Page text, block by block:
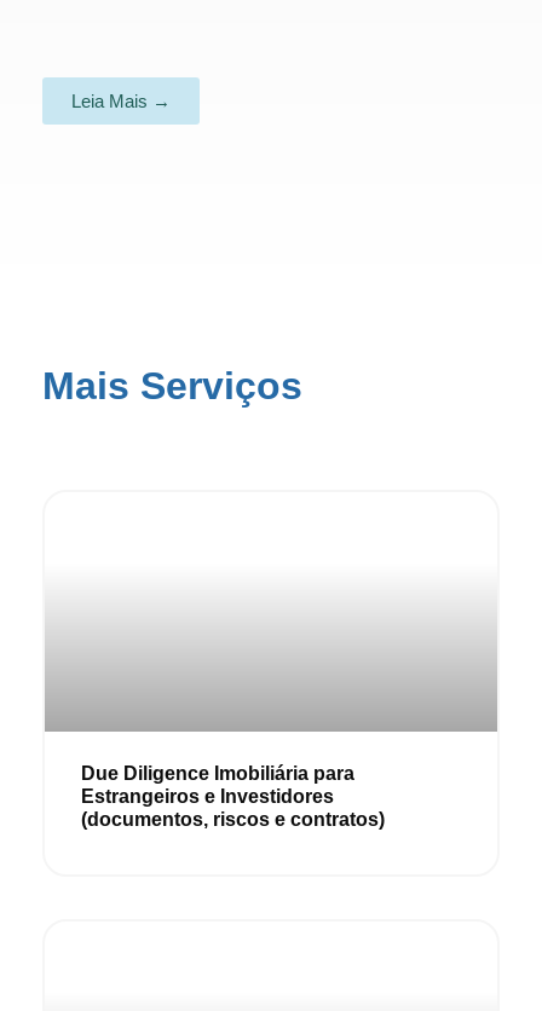
Leia Mais →
Mais Serviços
Due Diligence Imobiliária para
Estrangeiros e Investidores
(documentos, riscos e contratos)